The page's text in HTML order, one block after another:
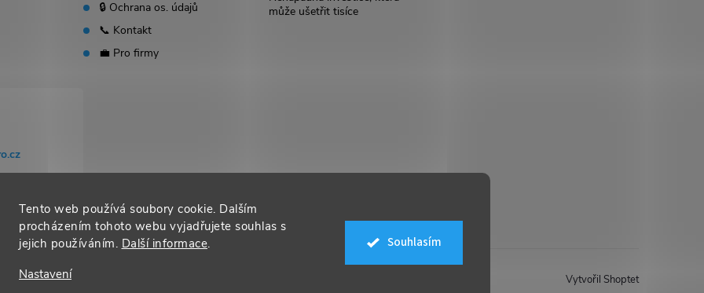
Tento web používá soubory cookie. Dalším
procházením tohoto webu vyjadřujete souhlas s
jejich používáním. Další informace.
Nastavení
Souhlasím
🔒 Ochrana os. údajů
📞 Kontakt
💼 Pro firmy
může ušetřit tisíce
Vytvořil Shoptet
cookies